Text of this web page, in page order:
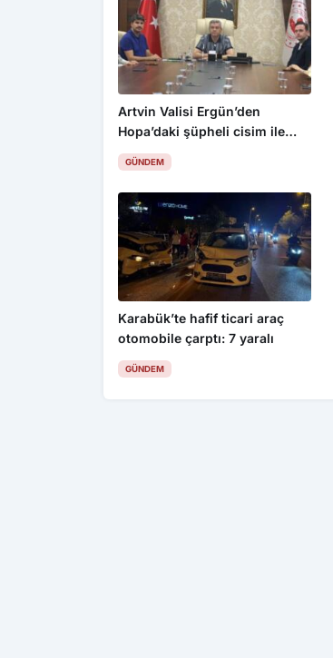
Artvin Valisi Ergün’den
Hopa’daki şüpheli cisim ile
ilgili açıklama: “Endişe
edilecek bir durum yok, yol
yeniden trafiğe açıldı”
GÜNDEM
Karabük’te hafif ticari araç
otomobile çarptı: 7 yaralı
GÜNDEM